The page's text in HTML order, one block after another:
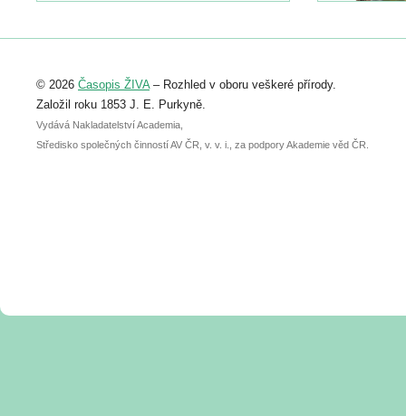
Registrovat se můžete do 6. září.
abstraktu přihlášené přednášky nebo
posteru je už 30. června.
© 2026 Časopis ŽIVA– Rozhled v oboru veškeré přírody.
Založil roku 1853 J. E. Purkyně.
Vydává Nakladatelství Academia,
Středisko společných činností AV ČR, v. v. i., za podpory Akademie věd ČR.